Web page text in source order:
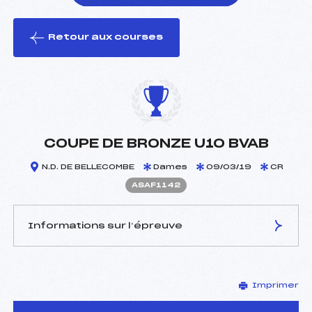
le ski
Retour aux courses
COUPE DE BRONZE U10 BVAB
N.D. DE BELLECOMBE Dames 09/03/19 CR
ASAF1142
Informations sur l’épreuve
LORET SEBASTIEN (SA)
Arbitre :
OUVRIER BUFFET
Imprimer